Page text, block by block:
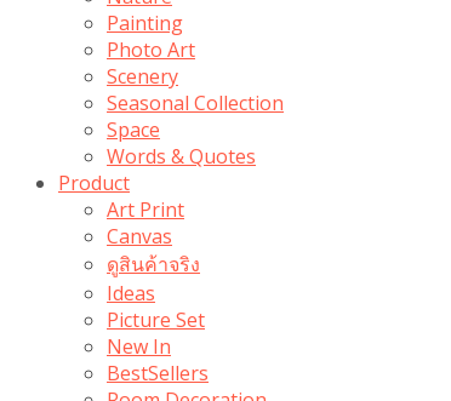
Painting
Photo Art
Scenery
Seasonal Collection
Space
Words & Quotes
Product
Art Print
Canvas
ดูสินค้าจริง
Ideas
Picture Set
New In
BestSellers